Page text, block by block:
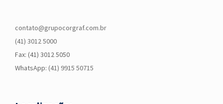
contato@grupocorgraf.com.br
(41) 3012 5000
Fax: (41) 3012 5050
WhatsApp: (41) 9915 50715